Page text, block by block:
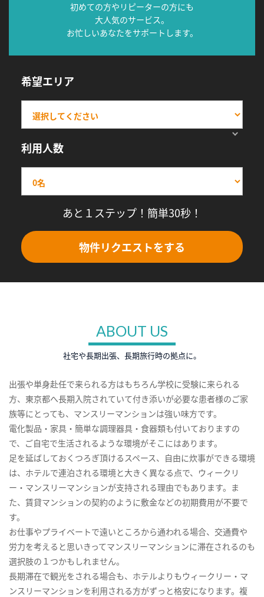
初めての方やリピーターの方にも
大人気のサービス。
お忙しいあなたをサポートします。
希望エリア
利用人数
あと１ステップ！簡単30秒！
物件リクエストをする
ABOUT US
社宅や長期出張、長期旅行時の拠点に。
出張や単身赴任で来られる方はもちろん学校に受験に来られる
方、東京都へ長期入院されていて付き添いが必要な患者様のご家
族等にとっても、マンスリーマンションは強い味方です。
電化製品・家具・簡単な調理器具・食器類も付いておりますの
で、ご自宅で生活されるような環境がそこにはあります。
足を延ばしておくつろぎ頂けるスペース、自由に炊事ができる環境
は、ホテルで連泊される環境と大きく異なる点で、ウィークリ
ー・マンスリーマンションが支持される理由でもあります。ま
た、賃貸マンションの契約のように敷金などの初期費用が不要で
す。
お仕事やプライベートで遠いところから通われる場合、交通費や
労力を考えると思いきってマンスリーマンションに滞在されるのも
選択肢の１つかもしれません。
長期滞在で観光をされる場合も、ホテルよりもウィークリー・マ
ンスリーマンションを利用される方がずっと格安になります。複